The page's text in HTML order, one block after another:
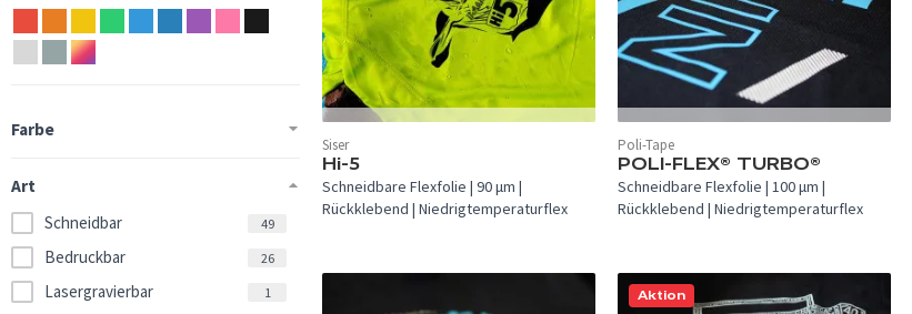
Farbe
Art
Schneidbar
49
Bedruckbar 26
Lasergravierbar 1
In 38 Farben verfügbar.
Siser
Hi-5
Schneidbare Flexfolie | 90 µm |
Rückklebend | Niedrigtemperaturflex
In 66 Farben verfügbar.
Poli-Tape
POLI-FLEX® TURBO®
Schneidbare Flexfolie | 100 µm |
Rückklebend | Niedrigtemperaturflex
Aktion